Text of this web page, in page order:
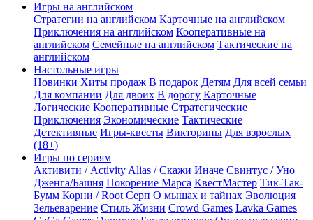
Игры на английском
Стратегии на английском Карточные на английском
Приключения на английском Кооперативные на
английском Семейные на английском Тактические на
английском
Настольные игры
Новинки Хиты продаж В подарок Детям Для всей семьи
Для компании Для двоих В дорогу Карточные
Логические Кооперативные Стратегические
Приключения Экономические Тактические
Детективные Игры-квесты Викторины Для взрослых
(18+)
Игры по сериям
Активити / Activity Alias / Скажи Иначе Свинтус / Уно
Дженга/Башня Покорение Марса КвестМастер Тик-Так-
Бумм Корни / Root Серп О мышах и тайнах Эволюция
Зельеварение Стиль Жизни Crowd Games Lavka Games